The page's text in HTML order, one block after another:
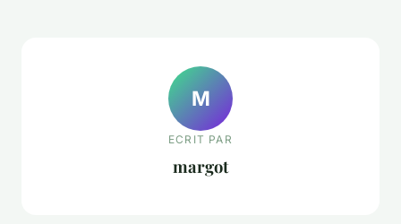
M
ECRIT PAR
margot